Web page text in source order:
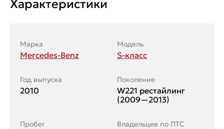
Характеристики
Марка
Mercedes-Benz
Модель
S-класс
Год выпуска
2010
Поколение
W221 рестайлинг
(2009—2013)
Пробег Владельцев по ПТС